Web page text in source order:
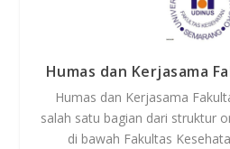
Humas dan Kerjasama
Humas dan Kerjasama
salah satu bagian dari struktur
di bawah Fakultas